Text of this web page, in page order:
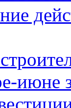
июне